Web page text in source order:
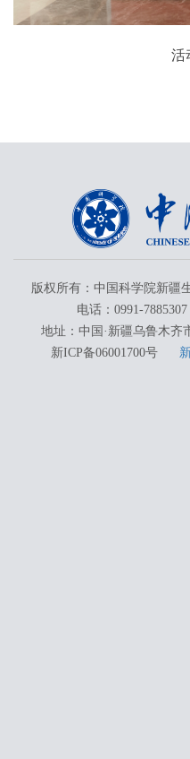
活
版权所有：中国科学院新疆
电话：0991-
地址：中国·新疆乌鲁木齐
新ICP备06001700号